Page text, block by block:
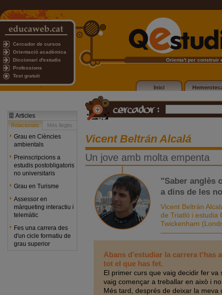
Cercador de cursos
Orientació acadèmica
Diccionari d'estudis
Professions
Test gratuït
Orienta't per construir
Inici
Articles
Relacionats Més llegits
Grau en Ciències
ambientals
Preinscripcions a
estudis postobligatoris
no universitaris
Grau en Turisme
Assessor en
màrqueting interactiu i
telemàtic
Fes una carrera des
d'un cicle formatiu de
grau superior
Vicent Beltrán Alcalá
Un jove amb molta empenta
"Saber anglès
a dins de les
Vicent Beltrán
de Triatló i estudia
Twickenham
Abans d'estudiar la carrera t'has
tot el que has fet.
El primer curs que vaig decidir fer
vaig començar a treballar en això i
Més tard, després de deixar la meva